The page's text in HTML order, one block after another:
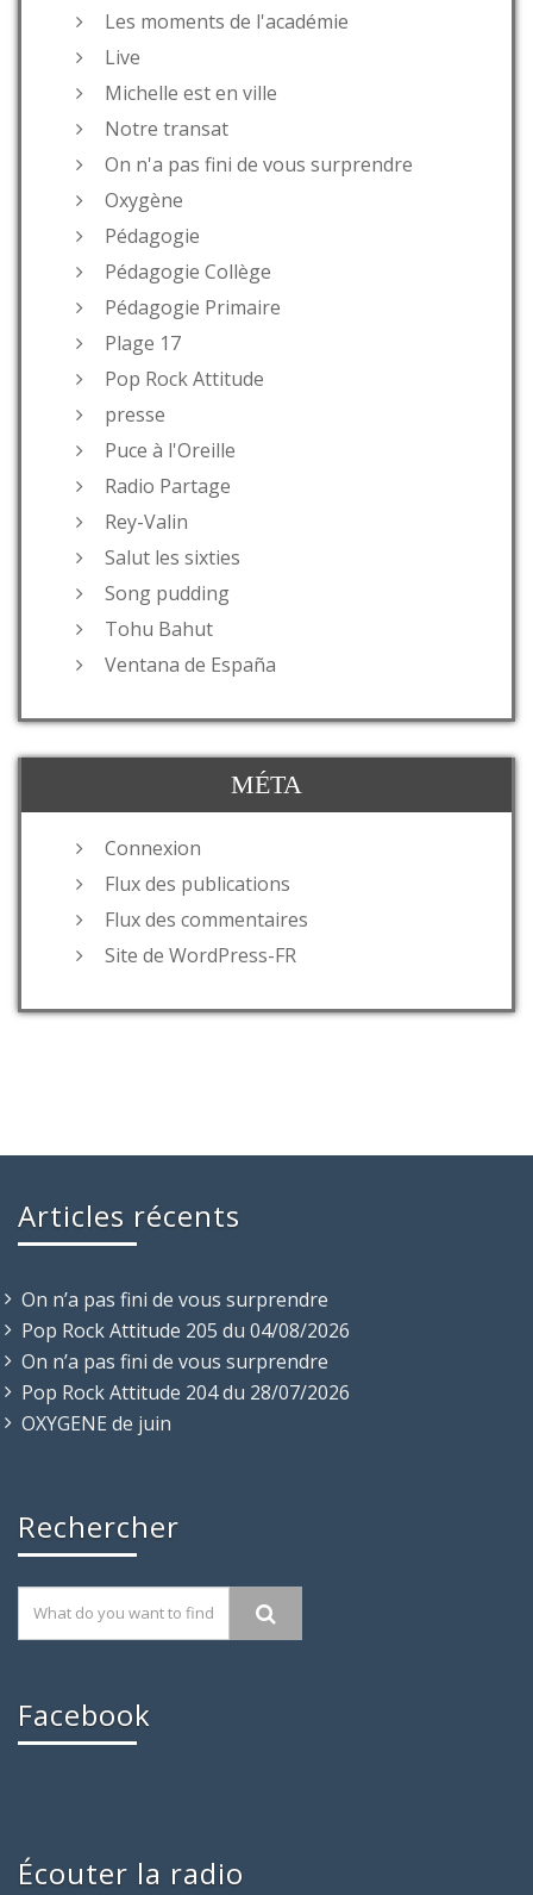
Les moments de l'académie
Live
Michelle est en ville
Notre transat
On n'a pas fini de vous surprendre
Oxygène
Pédagogie
Pédagogie Collège
Pédagogie Primaire
Plage 17
Pop Rock Attitude
presse
Puce à l'Oreille
Radio Partage
Rey-Valin
Salut les sixties
Song pudding
Tohu Bahut
Ventana de España
MÉTA
Connexion
Flux des publications
Flux des commentaires
Site de WordPress-FR
Articles récents
On n’a pas fini de vous surprendre
Pop Rock Attitude 205 du 04/08/2026
On n’a pas fini de vous surprendre
Pop Rock Attitude 204 du 28/07/2026
OXYGENE de juin
Rechercher
Facebook
Écouter la radio